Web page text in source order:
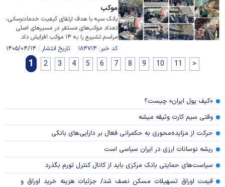
موکب
بانک سپه با هدف ارتقای کیفیت خدمات‌رسانی،
تعداد موکب‌های مستقر در مسیر‌های اصلی
مراسم تشییع را به ۱۴ موکب افزایش داد.
کد خبر: ۱۸۴۷۱۴ تاریخ انتشار : ۱۴۰۵/۰۴/۱۴
1 2 3 4 5 6 7 8 9 10 11 >
«کیف پول ایران» چیست؟
وقتی سیم کارت وثیقه میشه
حرکت از مزایده‌محوری به حکمرانی فعال بر دارایی‌های بانکی
ریشه نوسانات ارزی در ایران سیاسی است
سیاست‌های حمایتی بانک مرکزی باید از کانال کنترل تورم بگذرد
قیمت اوراق تسهیلات مسکن نصف شد/ جزئیات هزینه خرید اوراق و